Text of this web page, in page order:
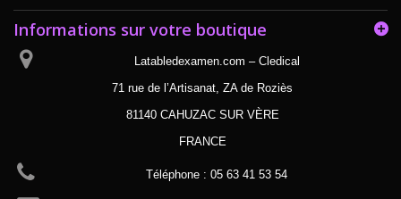
Informations sur votre boutique
Latabledexamen.com – Cledical
71 rue de l’Artisanat, ZA de Roziès
81140 CAHUZAC SUR VÈRE
FRANCE
Téléphone : 05 63 41 53 54